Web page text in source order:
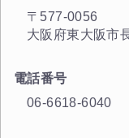
〒577-0056
大阪府東大阪市
電話番号
06-6618-6040